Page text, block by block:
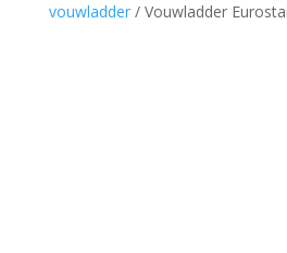
vouwladder/ Vouwladder